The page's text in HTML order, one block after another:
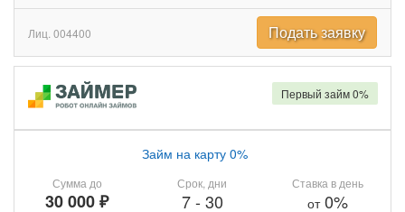
Лиц. 004400 Подать заявку
Сумма до
30 000 ₽
Займ на карту 0%
Срок, дни
7- 30
Ставка в день
от0%
Первый займ 0%